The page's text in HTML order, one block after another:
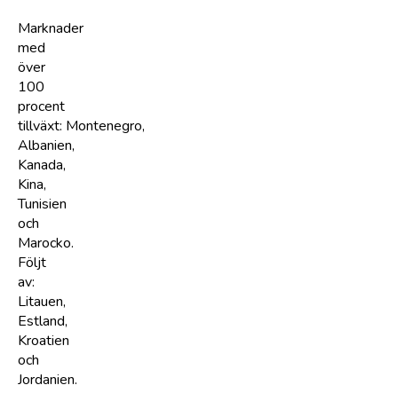
Marknader
med
över
100
procent
tillväxt: Montenegro,
Albanien,
Kanada,
Kina,
Tunisien
och
Marocko.
Följt
av:
Litauen,
Estland,
Kroatien
och
Jordanien.